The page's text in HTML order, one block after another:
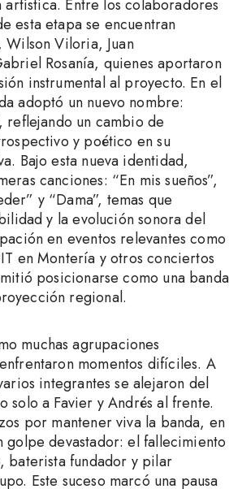
artística. Entre los colaboradores
esta etapa se encuentran
Wilson Viloria, Juan
Rosanía, quienes aportaron
instrumental al proyecto. En el
adoptó un nuevo nombre:
reflejando un cambio de
y poético en su
Bajo esta nueva identidad,
canciones: “En mis sueños”,
y “Dama”, temas que
y la evolución sonora del
en eventos relevantes como
en Montería y otros conciertos
posicionarse como una banda
regional.
muchas agrupaciones
momentos difíciles. A
integrantes se alejaron del
solo a Favier y Andrés al frente.
por mantener viva la banda, en
golpe devastador: el fallecimiento
baterista fundador y pilar
Este suceso marcó una pausa